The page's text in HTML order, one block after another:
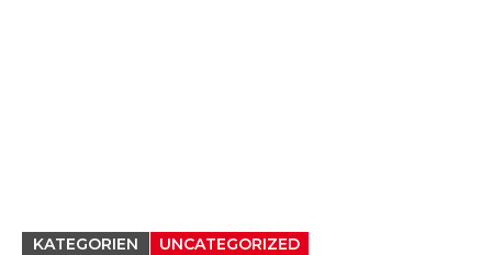
KATEGORIEN UNCATEGORIZED